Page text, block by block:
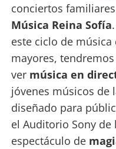
conciertos
Música Reina Sofía
este ciclo de
mayores,
ver música en
jóvenes músicos de
diseñado para
el Auditorio Sony de
espectáculo de